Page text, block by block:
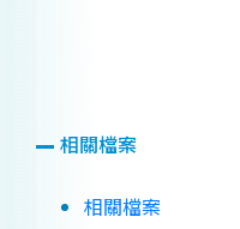
相關檔案
相關檔案